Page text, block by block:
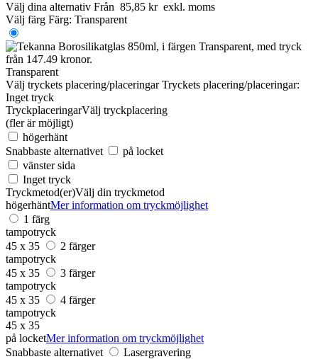
Välj dina alternativ Från 85,85 kr exkl. moms
Välj färg Färg: Transparent
Transparent
Välj tryckets placering/placeringar Tryckets placering/placeringar:
Inget tryck
TryckplaceringarVälj tryckplacering
(fler är möjligt)
högerhänt
Snabbaste alternativet
på locket
vänster sida
Inget tryck
Tryckmetod(er)Välj din tryckmetod
högerhäntMer information om tryckmöjlighet
1 färg
tampotryck
45 x 35
2 färger
tampotryck
45 x 35
3 färger
tampotryck
45 x 35
4 färger
tampotryck
45 x 35
på locketMer information om tryckmöjlighet
Snabbaste alternativet
Lasergravering